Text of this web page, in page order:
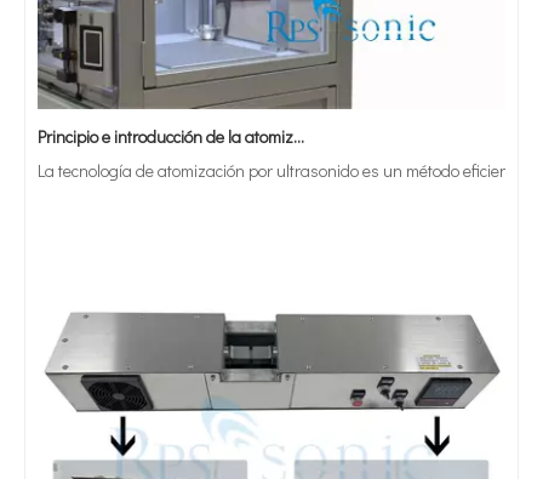
Principio e introducción de la atomización ultrasónica de metales.
La tecnología de atomización por ultrasonido es un método eficiente